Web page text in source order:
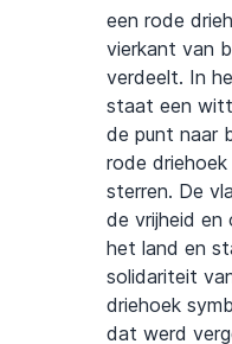
een rode
vierkant van
verdeelt. In
staat een
de punt naar
rode
sterren. De
de vrijheid en
het land en
solidariteit
driehoek
dat werd